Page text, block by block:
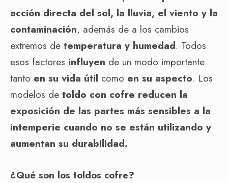
acción directa del sol, la lluvia, el viento y la
contaminación, además de a los cambios
extremos de temperatura y humedad. Todos
esos factores influyen de un modo importante
tanto en su vida útil como en su aspecto. Los
modelos de toldo con cofre reducen la
exposición de las partes más sensibles a la
intemperie cuando no se están utilizando y
aumentan su durabilidad.
¿Qué son los toldos cofre?